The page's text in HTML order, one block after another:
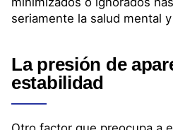
La presión de
Otro factor que preocupa a
necesidad social de
sociales, espacios laborales